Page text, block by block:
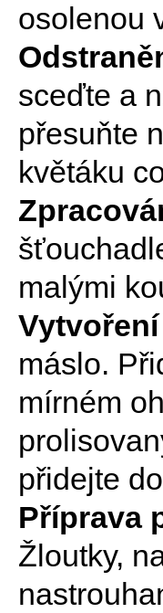
osolenou
sceďte a
přesuňte
květáku
malými
máslo.
mírném
přidejte
Příprava
Žloutky,